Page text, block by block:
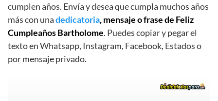
cumplen años. Envía y desea que cumpla muchos años
más con unadedicatoria, mensaje o frase de Feliz
Cumpleaños Bartholome. Puedes copiar y pegar el
texto en Whatsapp, Instagram, Facebook, Estados o
por mensaje privado.